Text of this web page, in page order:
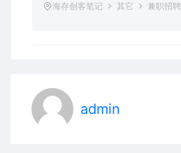
海存创客笔记 其它 兼职招
admin